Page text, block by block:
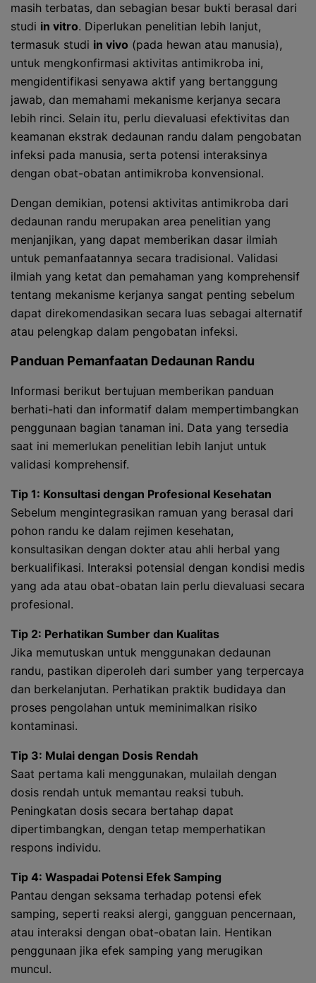
masih terbatas, dan sebagian besar bukti berasal dari
studi in vitro. Diperlukan penelitian lebih lanjut,
termasuk studi in vivo (pada hewan atau manusia),
untuk mengkonfirmasi aktivitas antimikroba ini,
mengidentifikasi senyawa aktif yang bertanggung
jawab, dan memahami mekanisme kerjanya secara
lebih rinci. Selain itu, perlu dievaluasi efektivitas dan
keamanan ekstrak dedaunan randu dalam pengobatan
infeksi pada manusia, serta potensi interaksinya
dengan obat-obatan antimikroba konvensional.
Dengan demikian, potensi aktivitas antimikroba dari
dedaunan randu merupakan area penelitian yang
menjanjikan, yang dapat memberikan dasar ilmiah
untuk pemanfaatannya secara tradisional. Validasi
ilmiah yang ketat dan pemahaman yang komprehensif
tentang mekanisme kerjanya sangat penting sebelum
dapat direkomendasikan secara luas sebagai alternatif
atau pelengkap dalam pengobatan infeksi.
Panduan Pemanfaatan Dedaunan Randu
Informasi berikut bertujuan memberikan panduan
berhati-hati dan informatif dalam mempertimbangkan
penggunaan bagian tanaman ini. Data yang tersedia
saat ini memerlukan penelitian lebih lanjut untuk
validasi komprehensif.
Tip 1: Konsultasi dengan Profesional Kesehatan
Sebelum mengintegrasikan ramuan yang berasal dari
pohon randu ke dalam rejimen kesehatan,
konsultasikan dengan dokter atau ahli herbal yang
berkualifikasi. Interaksi potensial dengan kondisi medis
yang ada atau obat-obatan lain perlu dievaluasi secara
profesional.
Tip 2: Perhatikan Sumber dan Kualitas
Jika memutuskan untuk menggunakan dedaunan
randu, pastikan diperoleh dari sumber yang terpercaya
dan berkelanjutan. Perhatikan praktik budidaya dan
proses pengolahan untuk meminimalkan risiko
kontaminasi.
Tip 3: Mulai dengan Dosis Rendah
Saat pertama kali menggunakan, mulailah dengan
dosis rendah untuk memantau reaksi tubuh.
Peningkatan dosis secara bertahap dapat
dipertimbangkan, dengan tetap memperhatikan
respons individu.
Tip 4: Waspadai Potensi Efek Samping
Pantau dengan seksama terhadap potensi efek
samping, seperti reaksi alergi, gangguan pencernaan,
atau interaksi dengan obat-obatan lain. Hentikan
penggunaan jika efek samping yang merugikan
muncul.